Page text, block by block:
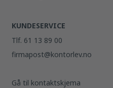
KUNDESERVICE
Tlf. 61 13 89 00
firmapost@kontorlev.no
Gå til kontaktskjema